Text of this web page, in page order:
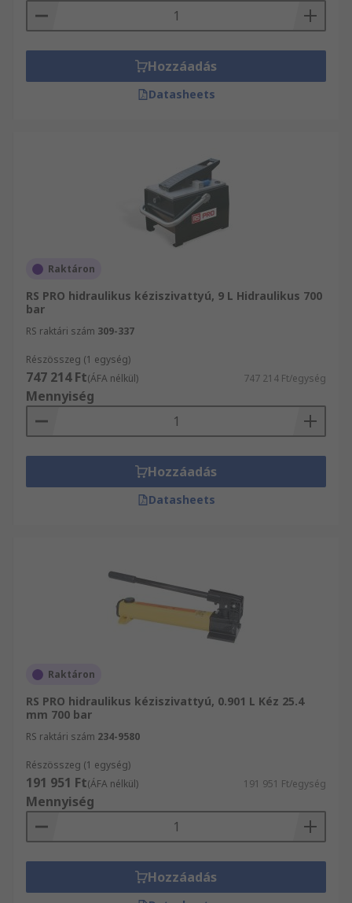
Hozzáadás
Datasheets
Raktáron
RS PRO hidraulikus kéziszivattyú, 9 L Hidraulikus 700
bar
RS raktári szám 309-337
Részösszeg (1 egység)
747 214 Ft(ÁFA nélkül) 747 214 Ft/egység
Mennyiség
Hozzáadás
Datasheets
Raktáron
RS PRO hidraulikus kéziszivattyú, 0.901 L Kéz 25.4
mm 700 bar
RS raktári szám 234-9580
Részösszeg (1 egység)
191 951 Ft(ÁFA nélkül) 191 951 Ft/egység
Mennyiség
Hozzáadás